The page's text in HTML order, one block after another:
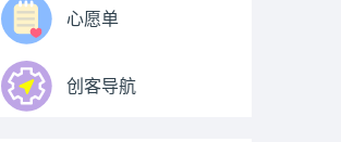
心愿单
创客导航